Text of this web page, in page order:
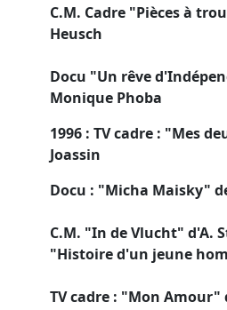
C.M. Cadre "Pièces à
Heusch
Docu "Un rêve
Monique Phoba
1996 : TV cadre : "Mes
Joassin
Docu : "Micha Maisky"
C.M. "In de Vlucht" d'A.
"Histoire d'un jeune
TV cadre : "Mon Amour"